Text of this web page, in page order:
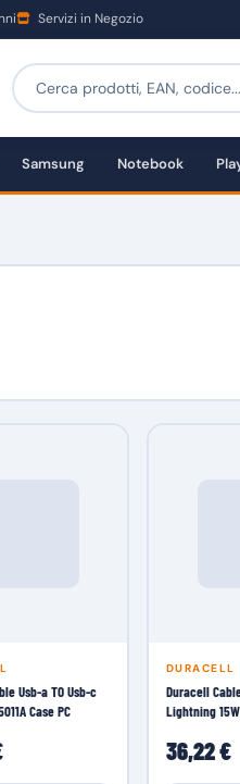
Servizi in Negozio
Samsung Notebook
Usb-a TO Usb-c
Case PC
DURACELL
Duracell
Lightning
36,22 €